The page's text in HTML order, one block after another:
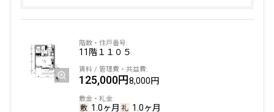
1年以内
3年以内
15年以内
20年以内
25年以内
30年以内
11階１１０５
125,000円8,000円
1.0ヶ月 1.0ヶ月